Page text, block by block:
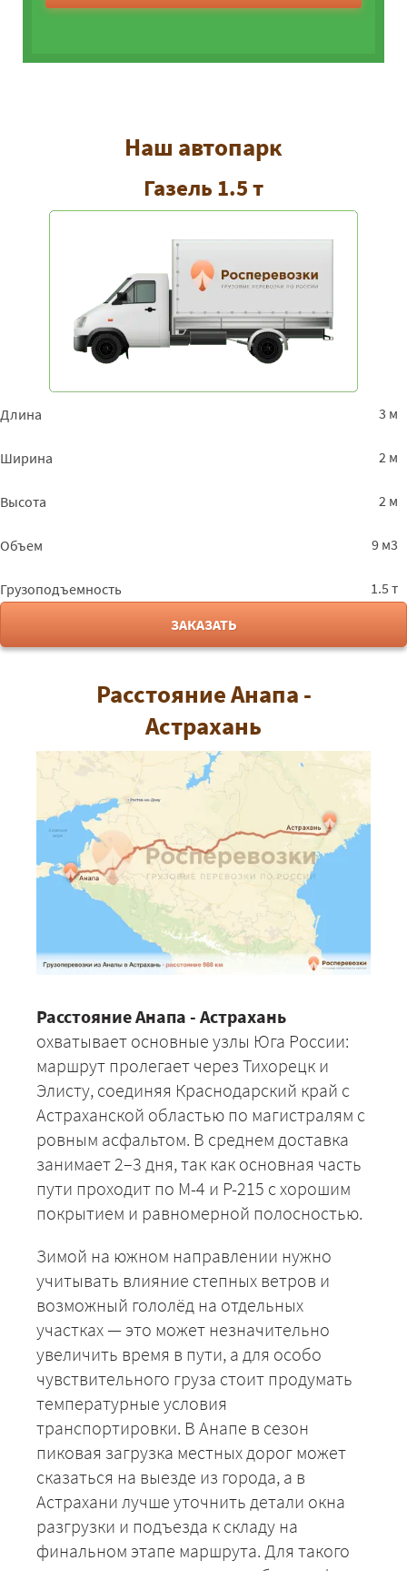
Наш автопарк
Газель 1.5 т
Длина 3 м
Ширина 2 м
Высота 2 м
Объем 9 м3
Грузоподъемность
1.5 т
ЗАКАЗАТЬ
Расстояние Анапа -
Астрахань
Расстояние Анапа - Астрахань
охватывает основные узлы Юга России:
маршрут пролегает через Тихорецк и
Элисту, соединяя Краснодарский край с
Астраханской областью по магистралям с
ровным асфальтом. В среднем доставка
занимает 2–3 дня, так как основная часть
пути проходит по М-4 и Р-215 с хорошим
покрытием и равномерной полосностью.
Зимой на южном направлении нужно
учитывать влияние степных ветров и
возможный гололёд на отдельных
участках — это может незначительно
увеличить время в пути, а для особо
чувствительного груза стоит продумать
температурные условия
транспортировки. В Анапе в сезон
пиковая загрузка местных дорог может
сказаться на выезде из города, а в
Астрахани лучше уточнить детали окна
разгрузки и подъезда к складу на
финальном этапе маршрута. Для такого